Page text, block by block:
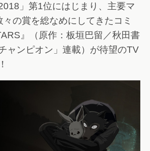
」第1位にはじまり、主要マ
の賞を総なめにしてきたコミ
』（原作：板垣巴留／秋田書
ャンピオン」連載）が待望のTV